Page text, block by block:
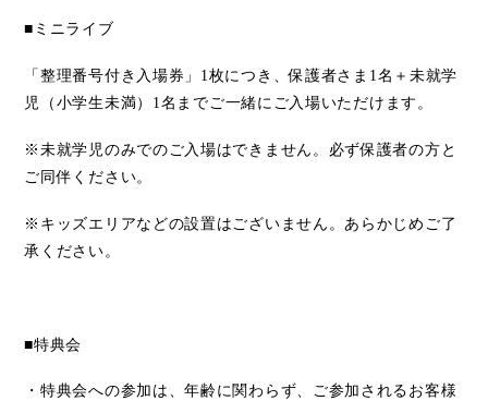
■ミニライブ
「整理番号付き入場券」 1 枚につき、保護者さま 1 名＋未就学
児（小学生未満） 1 名までご一緒にご入場いただけます。
※未就学児のみでのご入場はできません。必ず保護者の方と
ご同伴ください。
※キッズエリアなどの設置はございません。あらかじめご了
承ください。
■特典会
・特典会への参加は、年齢に関わらず、ご参加されるお客様